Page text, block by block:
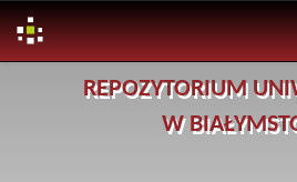
REPOZYTORIUM
W